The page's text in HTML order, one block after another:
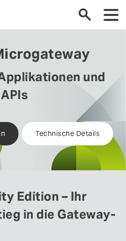
und
APIs
Technische Details
Edition – Ihr
in die Gateway-